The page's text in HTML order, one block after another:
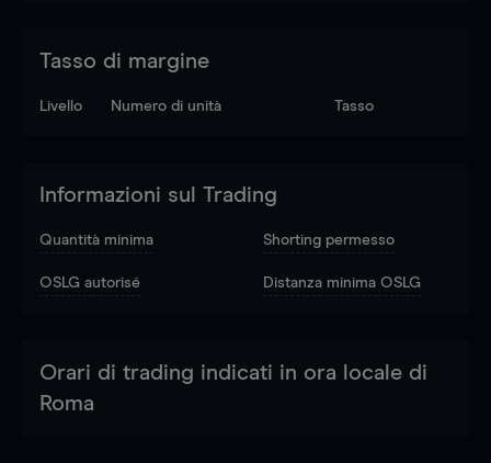
Tasso di margine
Livello Numero di unità Tasso
Informazioni sul Trading
Quantità minima Shorting permesso
OSLG autorisé Distanza minima OSLG
Orari di trading indicati in ora locale di
Roma